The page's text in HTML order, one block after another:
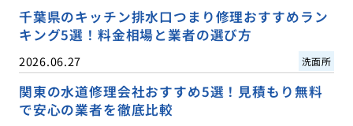
千葉県のキッチン排水口つまり修理おすすめラン
キング5選！料金相場と業者の選び方
2026.06.27 洗面所
関東の水道修理会社おすすめ5選！見積もり無料
で安心の業者を徹底比較